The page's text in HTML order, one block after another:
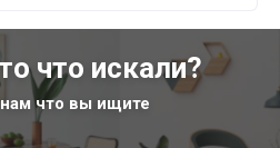
что искали?
что вы ищите